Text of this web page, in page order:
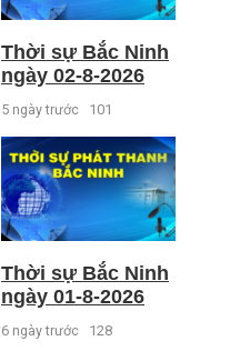
Thời sự Bắc Ninh
ngày 02-8-2026
5 ngày trước 101
Thời sự Bắc Ninh
ngày 01-8-2026
6 ngày trước 128